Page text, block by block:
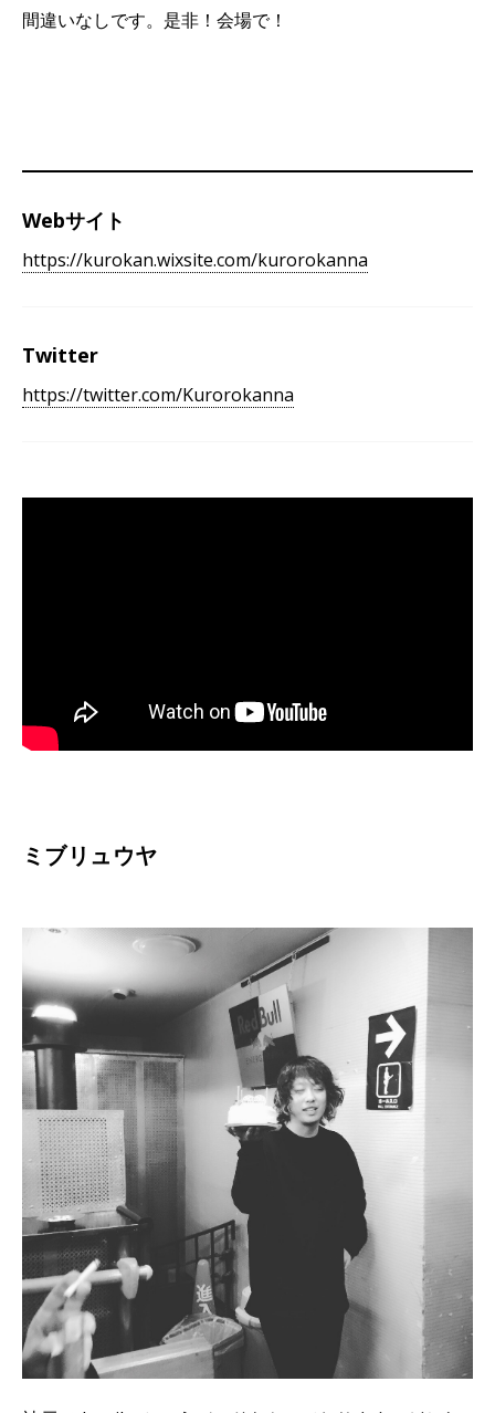
間違いなしです。是非！会場で！
Webサイト
https://kurokan.wixsite.com/kurorokanna
Twitter
https://twitter.com/Kurorokanna
ミブリュウヤ